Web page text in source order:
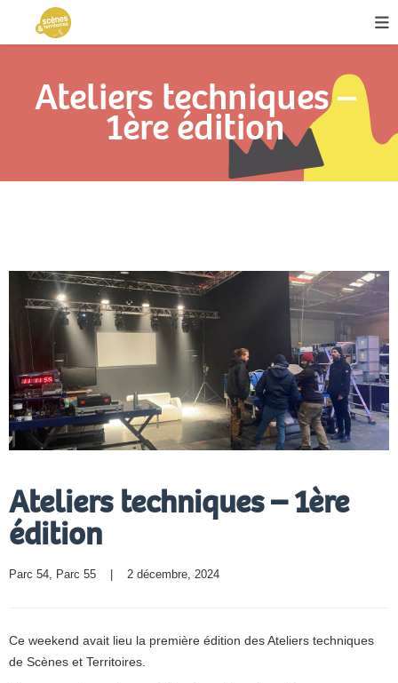
Ateliers techniques –
1ère édition
Ateliers techniques – 1ère
édition
Parc 54 Parc 55
    |    2 décembre, 2024
Ce weekend avait lieu la première édition des Ateliers techniques
de Scènes et Territoires.